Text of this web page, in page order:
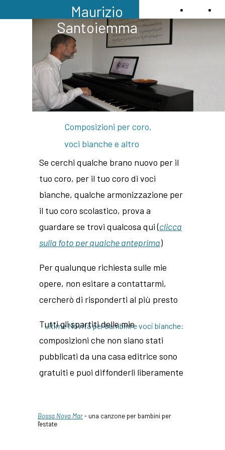
Maurizio
Santoiemma
Home
Composizioni per coro,
voci bianche e altro
Se cerchi qualche brano nuovo per il
tuo coro, per il tuo coro di voci
bianche, qualche armonizzazione per
il tuo coro scolastico, prova a
guardare se trovi qualcosa qui (clicca
sulla foto per qualche anteprima)
Per qualunque richiesta sulle mie
opere, non esitare a contattarmi,
cercherò di risponderti al più presto
Tutti gli spartiti delle mie
composizioni che non siano stati
pubblicati da una casa editrice sono
gratuiti e puoi diffonderli liberamente
Ultime Novità per bambini e voci bianche:
Bossa Nova Mar- una canzone per bambini per
l'estate